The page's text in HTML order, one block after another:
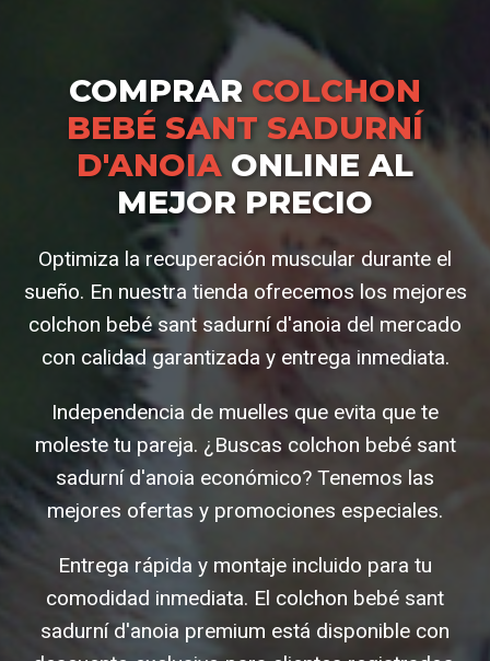
COMPRAR COLCHON
BEBÉ SANT SADURNÍ
D'ANOIA ONLINE AL
MEJOR PRECIO
Optimiza la recuperación muscular durante el
sueño. En nuestra tienda ofrecemos los mejores
colchon bebé sant sadurní d'anoia del mercado
con calidad garantizada y entrega inmediata.
Independencia de muelles que evita que te
moleste tu pareja. ¿Buscas colchon bebé sant
sadurní d'anoia económico? Tenemos las
mejores ofertas y promociones especiales.
Entrega rápida y montaje incluido para tu
comodidad inmediata. El colchon bebé sant
sadurní d'anoia premium está disponible con